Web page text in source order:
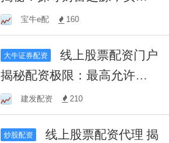
你的财富增长梦想！
宝牛e配 160
大牛证券配资
线上股票配资门户
揭秘配资极限：最高允许多
少倍杠杆？一文带你了解配
资风险与上限
建发配资 210
炒股配资
线上股票配资代理 揭